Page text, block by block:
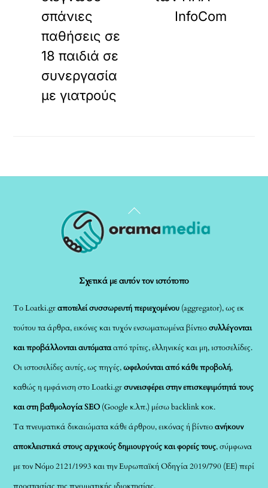
σπάνιες
παθήσεις σε
18 παιδιά σε
συνεργασία
με γιατρούς
InfoCom
Back
To
Σχετικά με αυτόν τον ιστότοπο
Το Loatki.grαποτελεί συσσωρευτή περιεχομένου (aggregator), ως εκ
τούτου τα άρθρα, εικόνες και τυχόν ενσωματωμένα βίντεοσυλλέγονται
και προβάλλονται αυτόματααπό τρίτες, ελληνικές και μη, ιστοσελίδες.
Οι ιστοσελίδες αυτές, ως πηγές,ωφελούνται από κάθε προβολή,
καθώς η εμφάνιση στο Loatki.grσυνεισφέρει στην επισκεψιμότητά τους
και στη βαθμολογία SEO (Google κ.λπ.) μέσω backlink κοκ.
Τα πνευματικά δικαιώματα κάθε άρθρου, εικόνας ή βίντεοανήκουν
αποκλειστικά στους αρχικούς δημιουργούς και φορείς τους, σύμφωνα
με τον Νόμο 2121/1993 και την Ευρωπαϊκή Οδηγία 2019/790 (ΕΕ) περί